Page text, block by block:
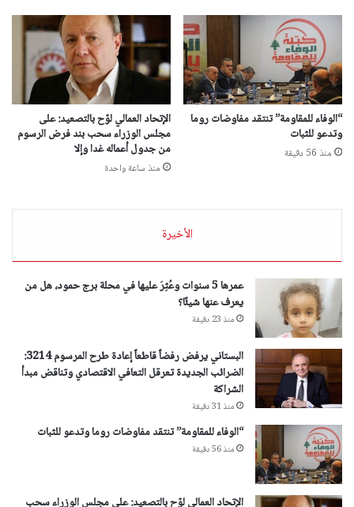
“الوفاء للمقاومة” تنتقد مفاوضات روما
وتدعو للثبات
منذ 56 دقيقة
الإتحاد العمالي لوّح بالتصعيد: على
مجلس الوزراء سحب بند فرض الرسوم
من جدول أعماله غدا وإلا
منذ ساعة واحدة
الأخيرة
عمرها 5 سنوات وعُثِرَ عليها في محلة برج حمود، هل من
يعرف عنها شيئًا؟
منذ 23 دقيقة
البستاني يرفض رفضاً قاطعاً إعادة طرح المرسوم 3214:
الضرائب الجديدة تعرقل التعافي الاقتصادي وتناقض مبدأ
الشراكة
منذ 31 دقيقة
“الوفاء للمقاومة” تنتقد مفاوضات روما وتدعو للثبات
منذ 56 دقيقة
الإتحاد العمالي لوّح بالتصعيد: على مجلس الوزراء سحب